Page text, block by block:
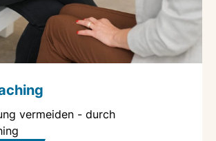
vermeiden - durch